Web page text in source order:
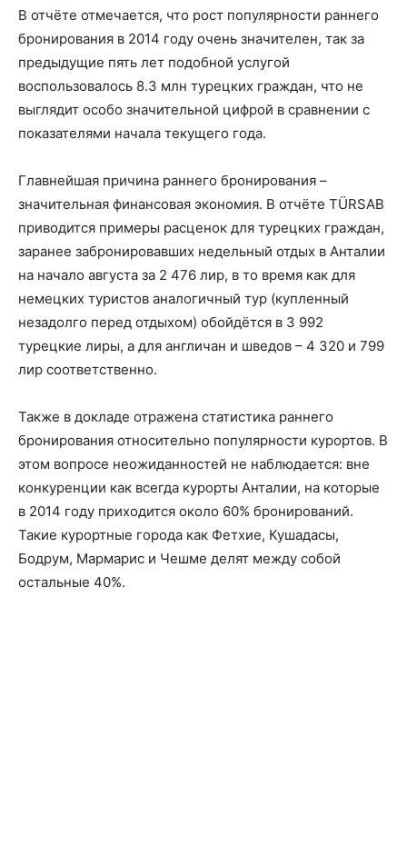
В отчёте отмечается, что рост популярности раннего
бронирования в 2014 году очень значителен, так за
предыдущие пять лет подобной услугой
воспользовалось 8.3 млн турецких граждан, что не
выглядит особо значительной цифрой в сравнении с
показателями начала текущего года.
Главнейшая причина раннего бронирования –
значительная финансовая экономия. В отчёте TÜRSAB
приводится примеры расценок для турецких граждан,
заранее забронировавших недельный отдых в Анталии
на начало августа за 2 476 лир, в то время как для
немецких туристов аналогичный тур (купленный
незадолго перед отдыхом) обойдётся в 3 992
турецкие лиры, а для англичан и шведов – 4 320 и 799
лир соответственно.
Также в докладе отражена статистика раннего
бронирования относительно популярности курортов. В
этом вопросе неожиданностей не наблюдается: вне
конкуренции как всегда курорты Анталии, на которые
в 2014 году приходится около 60% бронирований.
Такие курортные города как Фетхие, Кушадасы,
Бодрум, Мармарис и Чешме делят между собой
остальные 40%.